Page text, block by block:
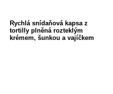
Rychlá snídaňová kapsa z
tortilly plněná rozteklým
krémem, šunkou a vajíčkem